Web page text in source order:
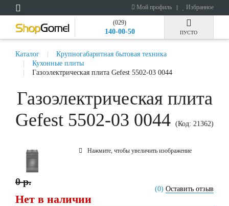
Мой профиль Избранное
(029)
140-00-50 ПУСТО
Каталог
Крупногабаритная бытовая техника
Кухонные плиты
Газоэлектрическая плита Gefest 5502-03 0044
Газоэлектрическая плита
Gefest 5502-03 0044 (Код: 21362)
Нажмите, чтобы увеличить изображение
(0) Оставить отзыв
0 р.
Нет в наличии